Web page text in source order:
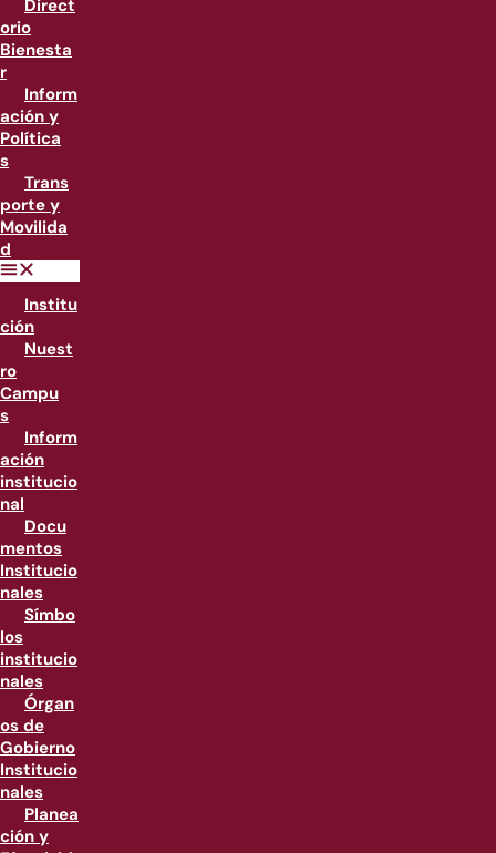
Direct
orio
Bienesta
r
Inform
ación y
Política
s
Trans
porte y
Movilida
d
Institu
ción
Nuest
ro
Campu
s
Inform
ación
institucio
nal
Docu
mentos
Institucio
nales
Símbo
los
institucio
nales
Órgan
os de
Gobierno
Institucio
nales
Planea
ción y